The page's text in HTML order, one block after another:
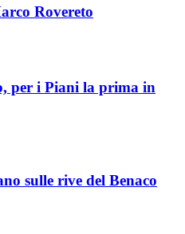
Rovereto
per i Piani la prima in
sulle rive del Benaco